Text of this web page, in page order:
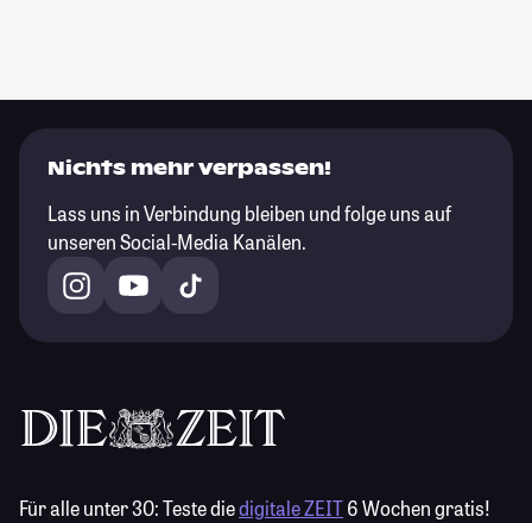
Nichts mehr verpassen!
Lass uns in Verbindung bleiben und folge uns auf
unseren Social-Media Kanälen.
Für alle unter 30:Teste diedigitale ZEIT6 Wochen gratis!